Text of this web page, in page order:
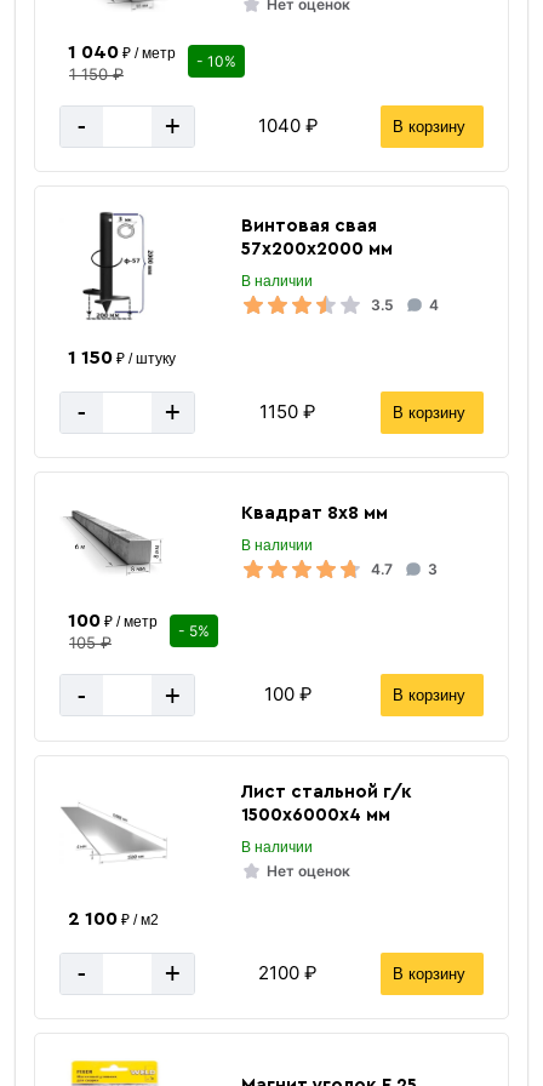
Нет оценок
1 040₽ / метр
1 150 ₽
- 10%
- + 1040 ₽ В корзину
Винтовая свая
57х200х2000 мм
В наличии
3.5 4
1 150₽ / штуку
- + 1150 ₽ В корзину
Квадрат 8х8 мм
В наличии
4.7 3
100₽ / метр
105 ₽
- 5%
- + 100 ₽ В корзину
Лист стальной г/к
1500х6000х4 мм
В наличии
Нет оценок
2 100₽ / м2
- + 2100 ₽ В корзину
Отводы оцинкованные
«Быстрый заказ»